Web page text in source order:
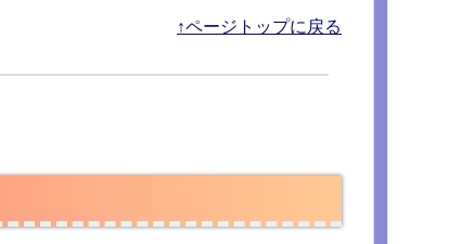
↑ページトップに戻る